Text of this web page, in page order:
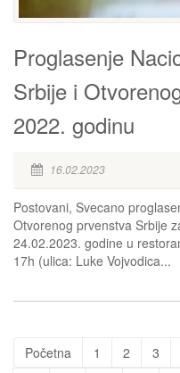
Proglasenje
Srbije i
2022. godinu
16.02.2023
Postovani, Svecano
Otvorenog prvenstva Srbije
24.02.2023. godine u
17h (ulica: Luke Vojvodica...
Početna 1 2 3